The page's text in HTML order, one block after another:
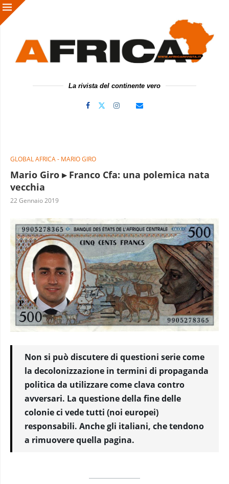
La rivista del continente vero
GLOBAL AFRICA - MARIO GIRO
Mario Giro ▸ Franco Cfa: una polemica nata
vecchia
22 Gennaio 2019
Non si può discutere di questioni serie come
la decolonizzazione in termini di propaganda
politica da utilizzare come clava contro
avversari. La questione della fine delle
colonie ci vede tutti (noi europei)
responsabili. Anche gli italiani, che tendono
a rimuovere quella pagina.